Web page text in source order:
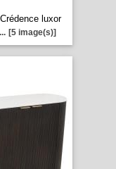
luxor
... [5 image(s)]